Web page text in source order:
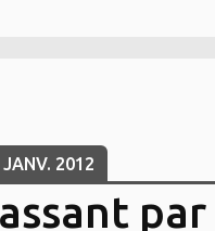
JANV. 2012